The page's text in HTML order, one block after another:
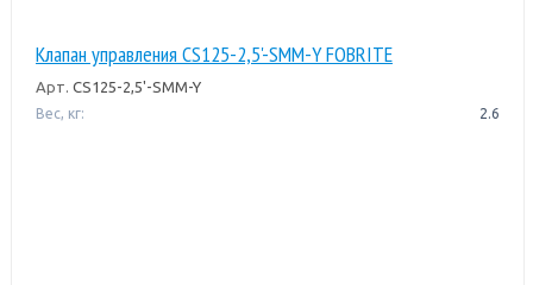
Клапан управления CS125-2,5'-SMM-Y FOBRITE
Арт. CS125-2,5'-SMM-Y
Вес, кг: 2.6